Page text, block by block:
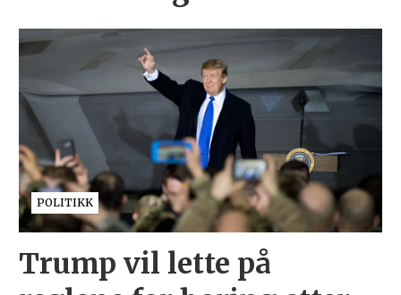
POLITIKK
Trump vil lette på